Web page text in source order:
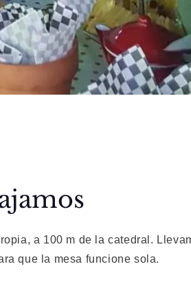
a 100 m de la catedral.
que la mesa funcione sola.